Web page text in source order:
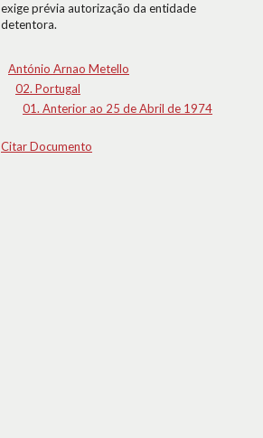
exige prévia autorização da entidade
detentora.
António Arnao Metello
02. Portugal
01. Anterior ao 25 de Abril de 1974
Citar Documento